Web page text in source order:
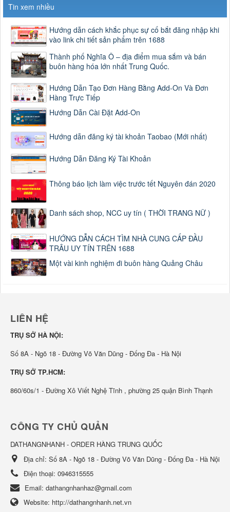
Tin xem nhiều
Hướng dẫn cách khắc phục sự cố bắt đăng nhập khi
vào link chi tiết sản phẩm trên 1688
Thành phố Nghĩa Ô – địa điểm mua sắm và bán
buôn hàng hóa lớn nhất Trung Quốc.
Hướng Dẫn Tạo Đơn Hàng Bằng Add-On Và Đơn
Hàng Trực Tiếp
Hướng Dẫn Cài Đặt Add-On
Hướng dẫn đăng ký tài khoản Taobao (Mới nhất)
Hướng Dẫn Đăng Ký Tài Khoản
Thông báo lịch làm việc trước tết Nguyên đán 2020
Danh sách shop, NCC uy tín ( THỜI TRANG NỮ )
HƯỚNG DẪN CÁCH TÌM NHÀ CUNG CẤP ĐẦU
TRÂU UY TÍN TRÊN 1688
Một vài kinh nghiệm đi buôn hàng Quảng Châu
LIÊN HỆ
TRỤ SỞ HÀ NỘI:
Số 8A - Ngõ 18 - Đường Võ Văn Dũng - Đống Đa - Hà Nội
TRỤ SỞ TP.HCM:
860/60s/1 - Đường Xô Viết Nghệ Tĩnh , phường 25 quận Bình Thạnh
CÔNG TY CHỦ QUẢN
DATHANGNHANH - ORDER HÀNG TRUNG QUỐC
Địa chỉ: Số 8A - Ngõ 18 - Đường Võ Văn Dũng - Đống Đa - Hà Nội
Điện thoại: 0946315555
Email: dathangnhanhaz@gmail.com
Website: http://dathangnhanh.net.vn